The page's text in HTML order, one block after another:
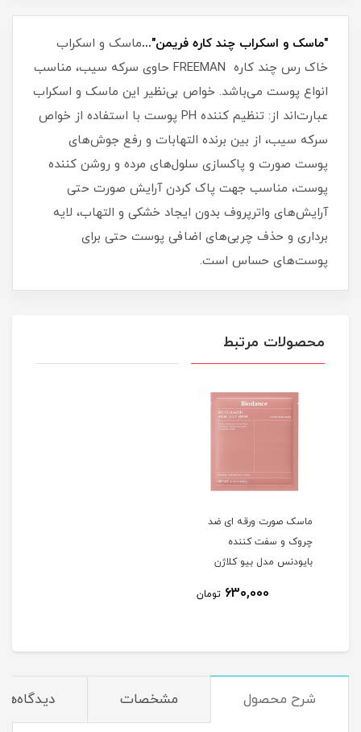
"ماسک و اسکراب چند کاره فریمن"...ماسک و اسکراب
خاک رس چند کاره FREEMAN حاوی سرکه سیب، مناسب
انواع پوست می‌باشد. خواص بی‌نظیر این ماسک و اسکراب
عبارت‌اند از: تنظیم کننده PH پوست با استفاده از خواص
سرکه سیب، از بین برنده التهابات و رفع جوش‌های
پوست صورت و پاکسازی سلول‌های مرده و روشن کننده
پوست، مناسب جهت پاک کردن آرایش صورت حتی
آرایش‌های واترپروف بدون ایجاد خشکی و التهاب، لایه
برداری و حذف چربی‌های اضافی پوست حتی برای
پوست‌های حساس است.
محصولات مرتبط
ماسک صورت ورقه ای ضد
چروک و سفت کننده
بایودنس مدل بیو کلاژن
630,000 تومان
شرح محصول مشخصات دیدگاه‌ها